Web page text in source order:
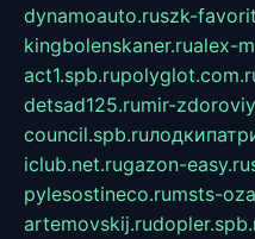
dynamoauto.ruszk-
kingbolenskaner.rualex-
act1.spb.ru
detsad125.rumir-
council.spb.ru
iclub.net.rugazon-easy.ru
pylesostineco.rumsts-
artemovskij.ru